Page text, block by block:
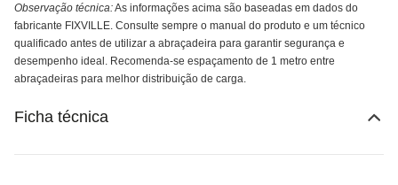
Observação técnica:As informações acima são baseadas em dados do
fabricante FIXVILLE. Consulte sempre o manual do produto e um técnico
qualificado antes de utilizar a abraçadeira para garantir segurança e
desempenho ideal. Recomenda-se espaçamento de 1 metro entre
abraçadeiras para melhor distribuição de carga.
Ficha técnica